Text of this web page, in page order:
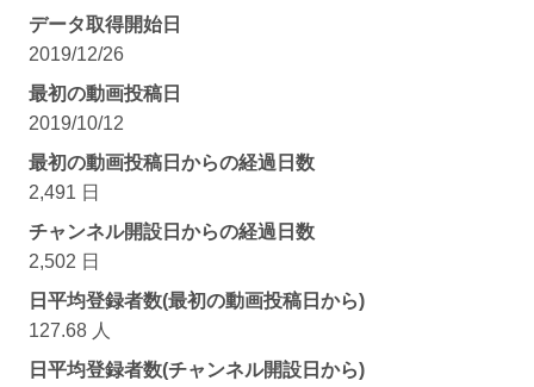
データ取得開始日
2019/12/26
最初の動画投稿日
2019/10/12
最初の動画投稿日からの経過日数
2,491 日
チャンネル開設日からの経過日数
2,502 日
日平均登録者数(最初の動画投稿日から)
127.68 人
日平均登録者数(チャンネル開設日から)